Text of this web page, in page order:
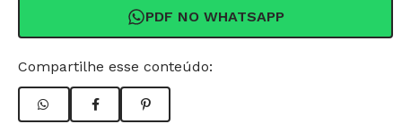
PDF NO WHATSAPP
Compartilhe esse conteúdo: